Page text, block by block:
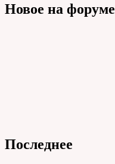
Новое на форуме
Последнее